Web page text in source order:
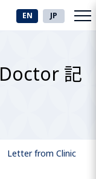
EN JP
記
Letter from Clinic